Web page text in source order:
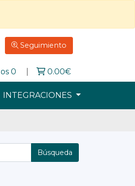
Seguimiento
0 0.00€
INTEGRACIONES
Búsqueda